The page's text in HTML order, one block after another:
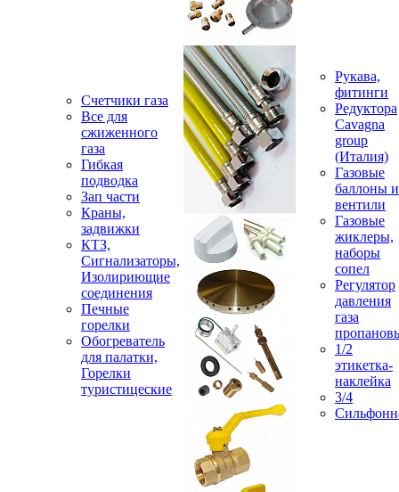
Счетчики газа
Все для
сжиженного
газа
Гибкая
подводка
Зап части
Краны,
задвижки
КТЗ,
Сигнализаторы,
Изолириющие
соединения
Печные
горелки
Обогреватель
для палатки,
Горелки
туристицеские
Рукава,
фитинги
Редуктора
Cavagna
group
(Италия)
Газовые
баллоны и
вентили
Газовые
жиклеры,
наборы
сопел
Регулятор
давления
газа
1/2
этикетка-
наклейка
3/4